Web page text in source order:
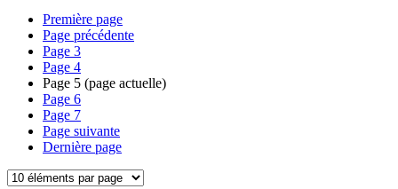
Première page
Page précédente
Page 3
Page 4
Page 5 (page actuelle)
Page 6
Page 7
Page suivante
Dernière page